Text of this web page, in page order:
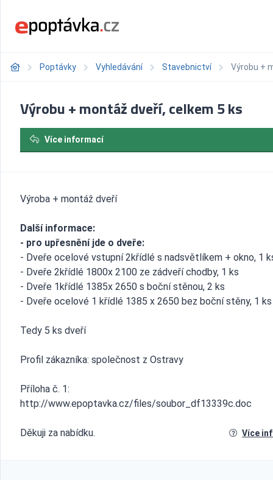
Poptávky Vyhledávání Stavebnictví Výrobu +
Výrobu + montáž dveří, celkem 5 ks
Více informací
Výroba + montáž dveří
Další informace:
- pro upřesnění jde o dveře:
- Dveře ocelové vstupní 2křídlé s nadsvětlíkem + okno, 1
- Dveře 2křídlé 1800x 2100 ze zádveří chodby, 1 ks
- Dveře 1křídlé 1385x 2650 s boční stěnou, 2 ks
- Dveře ocelové 1 křídlé 1385 x 2650 bez boční stěny, 1 ks
Tedy 5 ks dveří
Profil zákazníka: společnost z Ostravy
Příloha č. 1:
http://www.epoptavka.cz/files/soubor_df13339c.doc
Děkuji za nabídku. Více